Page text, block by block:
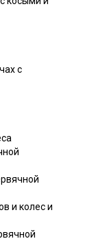
с
и колес и